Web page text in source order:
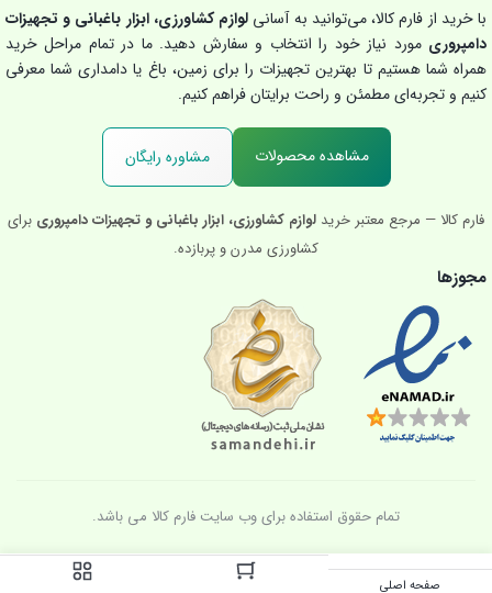
با خرید از فارم کالا، می‌توانید به آسانی لوازم کشاورزی، ابزار باغبانی و تجهیزات
دامپروری مورد نیاز خود را انتخاب و سفارش دهید. ما در تمام مراحل خرید
همراه شما هستیم تا بهترین تجهیزات را برای زمین، باغ یا دامداری شما معرفی
کنیم و تجربه‌ای مطمئن و راحت برایتان فراهم کنیم.
مشاهده محصولات مشاوره رایگان
فارم کالا — مرجع معتبر خرید لوازم کشاورزی، ابزار باغبانی و تجهیزات دامپروری برای
کشاورزی مدرن و پربازده.
مجوزها
تمام حقوق استفاده برای وب سایت فارم کالا می باشد.
صفحه اصلی